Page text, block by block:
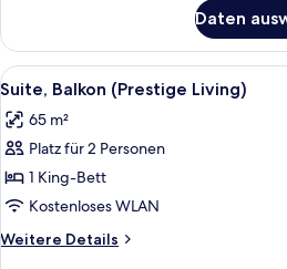
Doppelzimmer,
Balkon
(Apart)
Daten
Alle
Fotos
für
Suite,
Balkon
(Prestige
Living)
anzeigen
Ein
5
Suite, Balkon (Prestige Living)
65 m²
Platz für 2 Personen
1 King-Bett
Kostenloses WLAN
Weitere Details
Weitere